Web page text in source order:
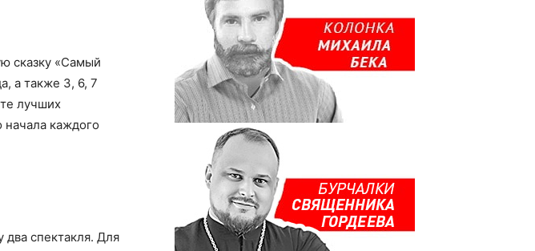
сказку «Самый
а также 3, 6, 7
лучших
начала каждого
два спектакля. Для